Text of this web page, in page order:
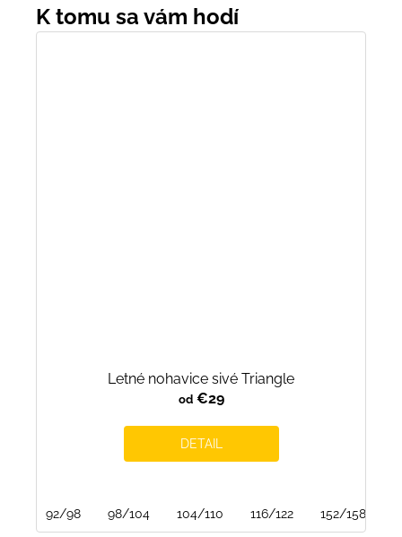
Letné nohavice sivé Triangle
od€29
DETAIL
92/98 98/104 104/110 116/122 152/158